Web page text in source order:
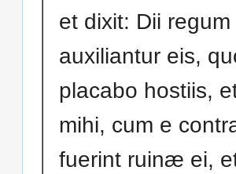
et dixit: Dii
auxiliantur eis,
placabo hostiis,
mihi, cum e
fuerint ruinæ ei,